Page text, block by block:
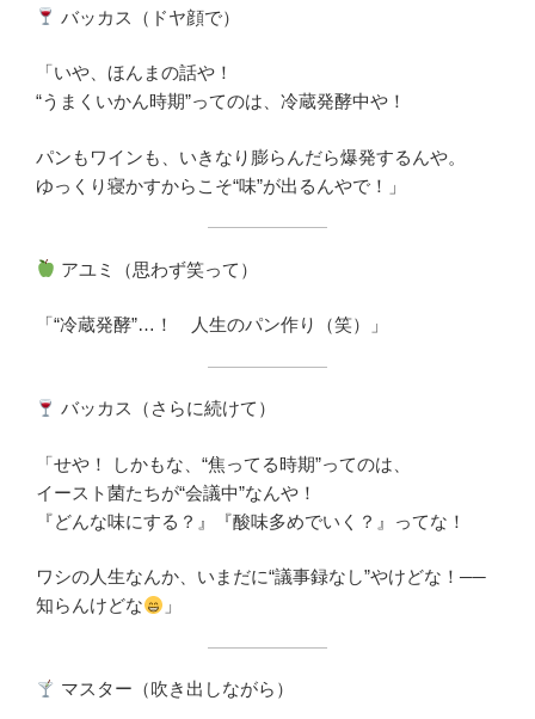
バッカス（ドヤ顔で）
「いや、ほんまの話や！
“うまくいかん時期”ってのは、冷蔵発酵中や！
パンもワインも、いきなり膨らんだら爆発するんや。
ゆっくり寝かすからこそ“味”が出るんやで！」
アユミ（思わず笑って）
「“冷蔵発酵”…！ 人生のパン作り（笑）」
バッカス（さらに続けて）
「せや！ しかもな、“焦ってる時期”ってのは、
イースト菌たちが“会議中”なんや！
『どんな味にする？』『酸味多めでいく？』ってな！
ワシの人生なんか、いまだに“議事録なし”やけどな！──
知らんけどな
」
マスター（吹き出しながら）